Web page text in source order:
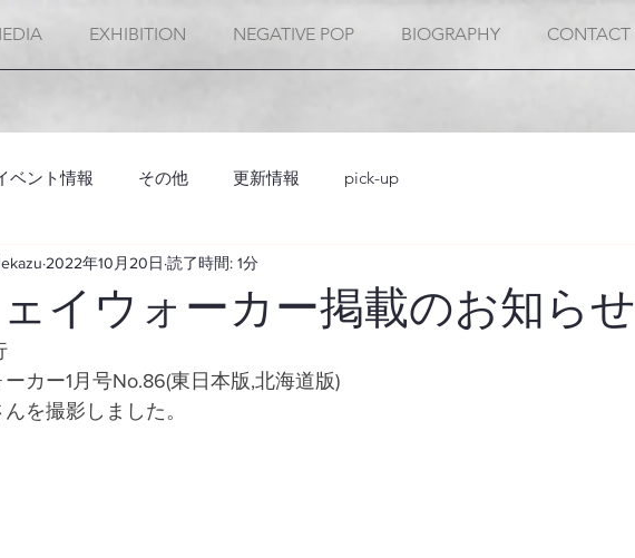
EXHIBITION NEGATIVE POP BIOGRAPHY CONTACT
ベント情報 その他 更新情報 pick-up
イウォーカー掲載のお知らせ
2022年10月20日 読了時間: 1分
カー1月号No.86(東日本版,北海道版)
を撮影しました。